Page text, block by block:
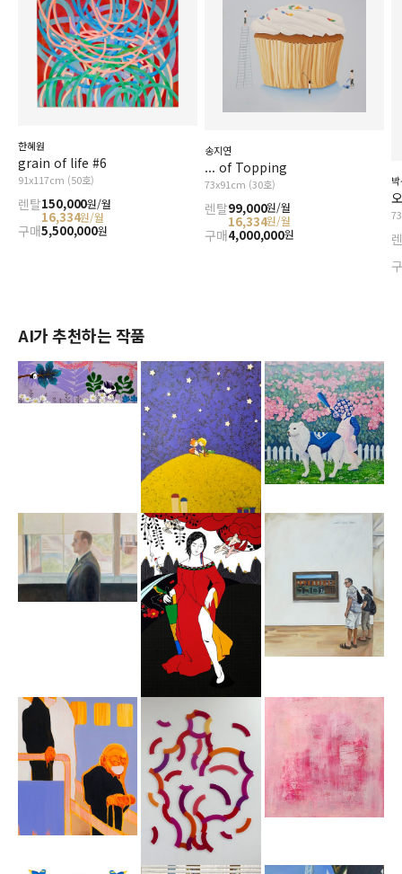
한혜원
grain of life #6
91x117cm (50호)
렌탈150,000원/월
16,334원/월
구매5,500,000원
송지연
... of Topping
73x91cm (30호)
렌탈99,000원/월
16,334원/월
구매4,000,000원
AI가 추천하는 작품